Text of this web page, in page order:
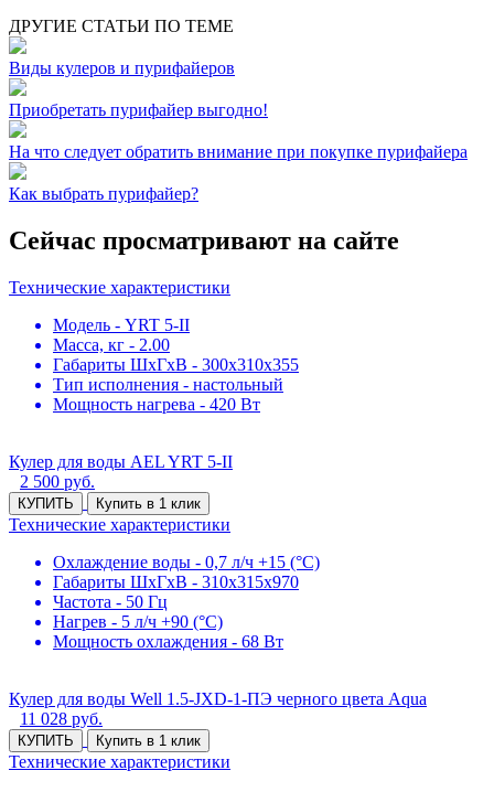
ДРУГИЕ СТАТЬИ ПО ТЕМЕ
Виды кулеров и пурифайеров
Приобретать пурифайер выгодно!
На что следует обратить внимание при покупке пурифайера
Как выбрать пурифайер?
Сейчас просматривают на сайте
Технические характеристики
Модель - YRT 5-II
Масса, кг - 2.00
Габариты ШхГхВ - 300х310х355
Тип исполнения - настольный
Мощность нагрева - 420 Вт
Кулер для воды AEL YRT 5-II
2 500 руб.
КУПИТЬ Купить в 1 клик
Технические характеристики
Охлаждение воды - 0,7 л/ч +15 (°С)
Габариты ШхГхВ - 310х315х970
Частота - 50 Гц
Нагрев - 5 л/ч +90 (°С)
Мощность охлаждения - 68 Вт
Кулер для воды Well 1.5-JXD-1-ПЭ черного цвета Aqua
11 028 руб.
КУПИТЬ Купить в 1 клик
Технические характеристики